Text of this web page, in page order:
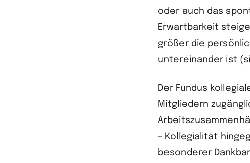
oder auch das
Erwartbarkeit
größer die
untereinander ist
Der Fundus
Mitgliedern
– Kollegialität
besonderer